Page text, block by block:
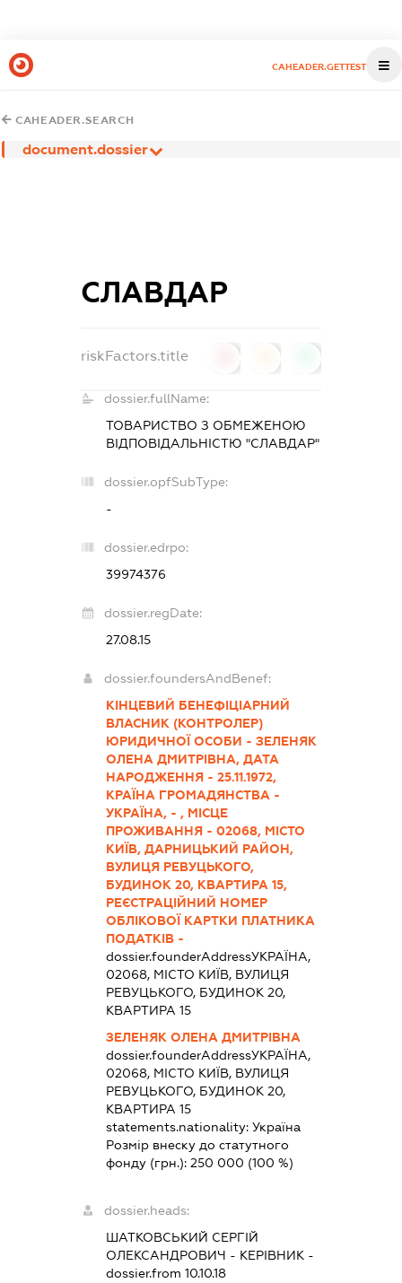
CAHEADER.GETTEST
CAHEADER.SEARCH
document.dossier
СЛАВДАР
riskFactors.title
dossier.fullName:
ТОВАРИСТВО З ОБМЕЖЕНОЮ
ВІДПОВІДАЛЬНІСТЮ "СЛАВДАР"
dossier.opfSubType:
-
dossier.edrpo:
39974376
dossier.regDate:
27.08.15
dossier.foundersAndBenef:
КІНЦЕВИЙ БЕНЕФІЦІАРНИЙ
ВЛАСНИК (КОНТРОЛЕР)
ЮРИДИЧНОЇ ОСОБИ - ЗЕЛЕНЯК
ОЛЕНА ДМИТРІВНА, ДАТА
НАРОДЖЕННЯ - 25.11.1972,
КРАЇНА ГРОМАДЯНСТВА -
УКРАЇНА, - , МІСЦЕ
ПРОЖИВАННЯ - 02068, МІСТО
КИЇВ, ДАРНИЦЬКИЙ РАЙОН,
ВУЛИЦЯ РЕВУЦЬКОГО,
БУДИНОК 20, КВАРТИРА 15,
РЕЄСТРАЦІЙНИЙ НОМЕР
ОБЛІКОВОЇ КАРТКИ ПЛАТНИКА
ПОДАТКІВ -
dossier.founderAddressУКРАЇНА,
02068, МІСТО КИЇВ, ВУЛИЦЯ
РЕВУЦЬКОГО, БУДИНОК 20,
КВАРТИРА 15
ЗЕЛЕНЯК ОЛЕНА ДМИТРІВНА
dossier.founderAddressУКРАЇНА,
02068, МІСТО КИЇВ, ВУЛИЦЯ
РЕВУЦЬКОГО, БУДИНОК 20,
КВАРТИРА 15
statements.nationality:Україна
Розмір внеску до статутного
фонду (грн.):250 000 (100 %)
dossier.heads:
ШАТКОВСЬКИЙ СЕРГІЙ
ОЛЕКСАНДРОВИЧ - КЕРІВНИК -
dossier.from 10.10.18